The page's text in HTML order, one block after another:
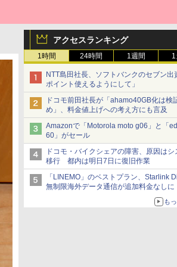
アクセスランキング
1時間 24時間 1週間 1
NTT島田社長、ソフトバンクのセブン出
ポイント使えるようにして」
ドコモ前田社長が「ahamo40GB化は検
め」、料金値上げへの考え方にも言及
Amazonで「Motorola moto g06」と「
60」がセール
ドコモ・バイクシェアの障害、原因はシ
移行 都内は明日7日に復旧作業
「LINEMO」のベストプラン、Starlink
無制限海外データ通信が追加料金なしに
も